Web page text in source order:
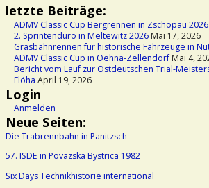
letzte Beiträge:
ADMV Classic Cup Bergrennen in Zschopau 2026
2. Sprintenduro in Meltewitz 2026Mai 17, 2026
Grasbahnrennen für historische Fahrzeuge in
ADMV Classic Cup in Oehna-ZellendorfMai 4,
Bericht vom Lauf zur Ostdeutschen Trial-
Flöha April 19, 2026
Login
Anmelden
Neue Seiten:
Die Trabrennbahn in Panitzsch
57. ISDE in Povazska Bystrica 1982
Six Days Technikhistorie international